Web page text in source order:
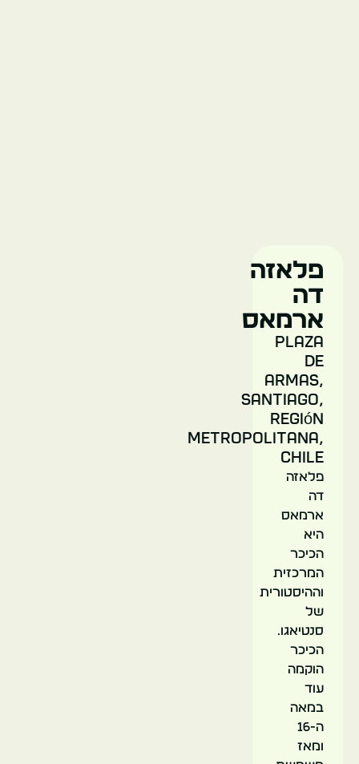
פלאזה
דה
ארמאס
Plaza
de
Armas,
Santiago,
Región
Metropolitana,
Chile
פלאזה
דה
ארמאס
היא
הכיכר
המרכזית
וההיסטורית
של
סנטיאגו.
הכיכר
הוקמה
עוד
במאה
ה-16
ומאז